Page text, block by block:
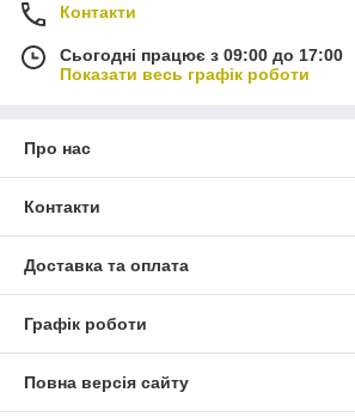
Контакти
Сьогодні працює з 09:00 до 17:00
Показати весь графік роботи
Про нас
Контакти
Доставка та оплата
Графік роботи
Повна версія сайту